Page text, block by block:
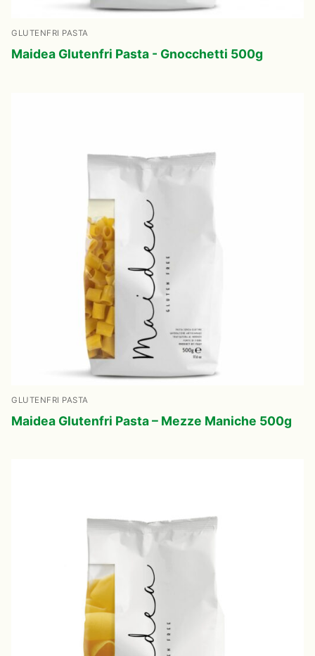
GLUTENFRI PASTA
Maidea Glutenfri Pasta - Gnocchetti 500g
GLUTENFRI PASTA
Maidea Glutenfri Pasta – Mezze Maniche 500g